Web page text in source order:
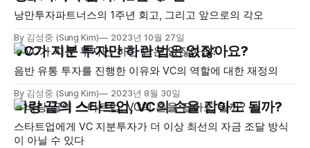
낭만투자파트너스의 1주년 회고, 그리고 앞으로의 각오
By 김성중 (Sung Kim) 2023년 10월 27일
VC가 지분 투자만 하란 법은 없잖아요?
음반 유통 투자를 진행한 이유와 VC의 역할에 대한 재정의
By 김성중 (Sung Kim) 2023년 8월 30일
벼랑 끝의 스타트업, VC의 손을 잡아도 될까?
스타트업에게 VC 지분투자가 더 이상 최선의 자금 조달 방식
이 아닐 수 있다